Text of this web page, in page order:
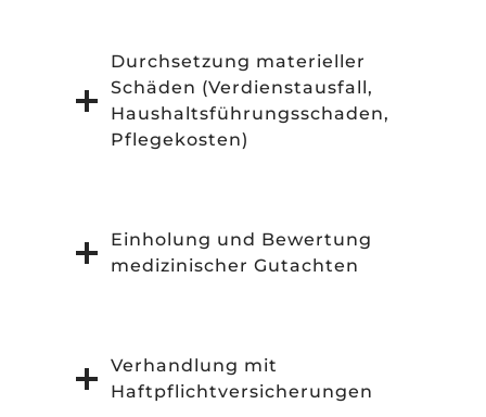
Durchsetzung materieller
Schäden (Verdienstausfall,
Haushaltsführungsschaden,
Pflegekosten)
Einholung und Bewertung
medizinischer Gutachten
Verhandlung mit
Haftpflichtversicherungen